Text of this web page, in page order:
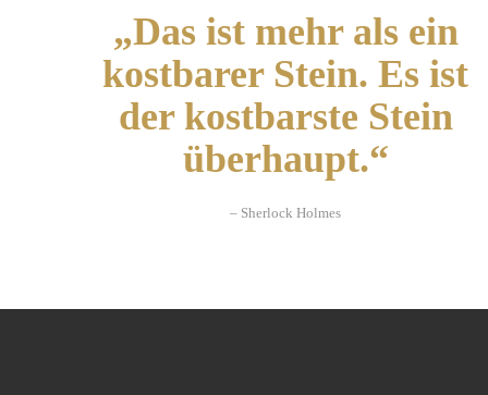
„Das ist mehr als ein
kostbarer Stein. Es ist
der kostbarste Stein
überhaupt.“
– Sherlock Holmes